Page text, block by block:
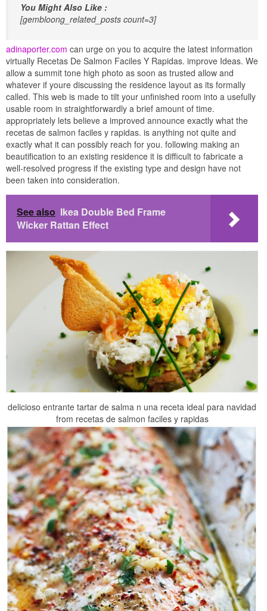
You Might Also Like :
[gembloong_related_posts count=3]
adinaporter.com can urge on you to acquire the latest information
virtually Recetas De Salmon Faciles Y Rapidas. improve Ideas. We
allow a summit tone high photo as soon as trusted allow and
whatever if youre discussing the residence layout as its formally
called. This web is made to tilt your unfinished room into a usefully
usable room in straightforwardly a brief amount of time.
appropriately lets believe a improved announce exactly what the
recetas de salmon faciles y rapidas. is anything not quite and
exactly what it can possibly reach for you. following making an
beautification to an existing residence it is difficult to fabricate a
well-resolved progress if the existing type and design have not
been taken into consideration.
See also Ikea Double Bed Frame
Wicker Rattan Effect
delicioso entrante tartar de salma n una receta ideal para navidad
from recetas de salmon faciles y rapidas